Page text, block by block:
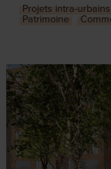
Projets intra-urbains
Patrimoine